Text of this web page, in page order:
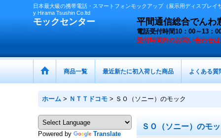
日本最大級の携帯電話・スマートフォンモックアップ（展示用ディスプ
y Hirama Tsushin Co.ltd
モックセンター 平間通信総合でん
電話受付時間10：00～13
受付時間外のお問い合わせ
商品一覧 最近新たに初入荷した商品 よくある質
ホーム > ＮＴＴドコモ > ＳＯ（ソニー）のモック
Powered by Translate
ＳＯ（ソニー）のモ